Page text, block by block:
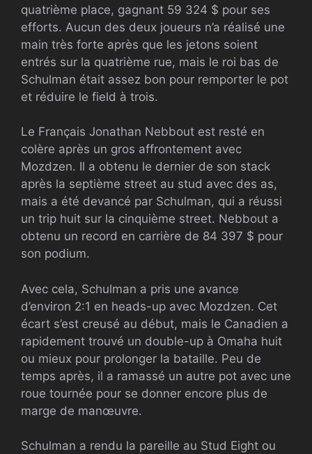
quatrième place, gagnant 59 324 $ pour ses
efforts. Aucun des deux joueurs n’a réalisé une
main très forte après que les jetons soient
entrés sur la quatrième rue, mais le roi bas de
Schulman était assez bon pour remporter le pot
et réduire le field à trois.
Le Français Jonathan Nebbout est resté en
colère après un gros affrontement avec
Mozdzen. Il a obtenu le dernier de son stack
après la septième street au stud avec des as,
mais a été devancé par Schulman, qui a réussi
un trip huit sur la cinquième street. Nebbout a
obtenu un record en carrière de 84 397 $ pour
son podium.
Avec cela, Schulman a pris une avance
d’environ 2:1 en heads-up avec Mozdzen. Cet
écart s’est creusé au début, mais le Canadien a
rapidement trouvé un double-up à Omaha huit
ou mieux pour prolonger la bataille. Peu de
temps après, il a ramassé un autre pot avec une
roue tournée pour se donner encore plus de
marge de manœuvre.
Schulman a rendu la pareille au Stud Eight ou